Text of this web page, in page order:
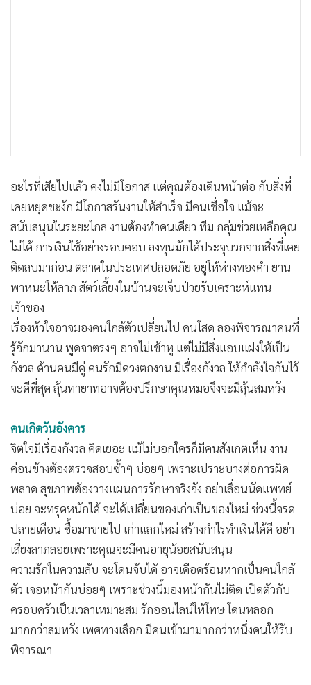
อะไรที่เสียไปแล้ว คงไม่มีโอกาส แต่คุณต้องเดินหน้าต่อ กับสิ่งที่
เคยหยุดชะงัก มีโอกาสรันงานให้สำเร็จ มีคนเชื่อใจ แม้จะ
สนับสนุนในระยะไกล งานต้องทำคนเดียว ทีม กลุ่มช่วยเหลือคุณ
ไม่ได้ การเงินใช้อย่างรอบคอบ ลงทุนมักได้ประจุบวกจากสิ่งที่เคย
ติดลบมาก่อน ตลาดในประเทศปลอดภัย อยู่ให้ห่างทองคำ ยาน
พาหนะให้ลาภ สัตว์เลี้ยงในบ้านจะเจ็บป่วยรับเคราะห์แทน
เจ้าของ
เรื่องหัวใจอาจมองคนใกล้ตัวเปลี่ยนไป คนโสด ลองพิจารณาคนที่
รู้จักมานาน พูดจาตรงๆ อาจไม่เข้าหู แต่ไม่มีสิ่งแอบแฝงให้เป็น
กังวล ด้านคนมีคู่ คนรักมีดวงตกงาน มีเรื่องกังวล ให้กำลังใจกันไว้
จะดีที่สุด ลุ้นทายาทอาจต้องปรึกษาคุณหมอจึงจะมีลุ้นสมหวัง
คนเกิดวันอังคาร
จิตใจมีเรื่องกังวล คิดเยอะ แม้ไม่บอกใครก็มีคนสังเกตเห็น งาน
ค่อนข้างต้องตรวจสอบซ้ำๆ บ่อยๆ เพราะเปราะบางต่อการผิด
พลาด สุขภาพต้องวางแผนการรักษาจริงจัง อย่าเลื่อนนัดแพทย์
บ่อย จะทรุดหนักได้ จะได้เปลี่ยนของเก่าเป็นของใหม่ ช่วงนี้จรด
ปลายเดือน ซื้อมาขายไป เก่าแลกใหม่ สร้างกำไรทำเงินได้ดี อย่า
เสี่ยงลาภลอยเพราะคุณจะมีคนอายุน้อยสนับสนุน
ความรักในความลับ จะโดนจับได้ อาจเดือดร้อนหากเป็นคนใกล้
ตัว เจอหน้ากันบ่อยๆ เพราะช่วงนี้มองหน้ากันไม่ติด เปิดตัวกับ
ครอบครัวเป็นเวลาเหมาะสม รักออนไลน์ให้โทษ โดนหลอก
มากกว่าสมหวัง เพศทางเลือก มีคนเข้ามามากกว่าหนึ่งคนให้รับ
พิจารณา